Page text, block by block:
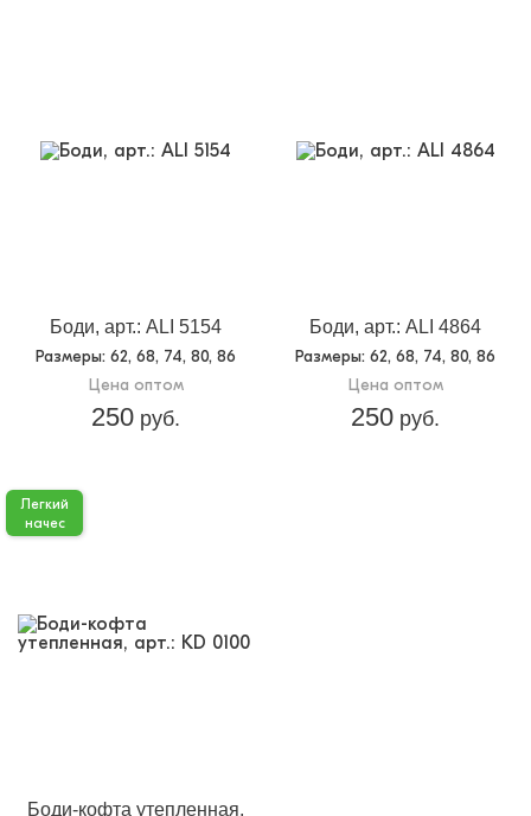
Боди, арт.: ALI 5154
Размеры: 62, 68, 74, 80, 86
Цена оптом
250 руб.
Боди, арт.: ALI 4864
Размеры: 62, 68, 74, 80, 86
Цена оптом
250 руб.
Легкий
начес
Боди-кофта утепленная,